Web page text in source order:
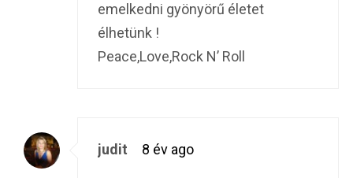
emelkedni gyönyörű életet
élhetünk !
Peace,Love,Rock N’ Roll
judit 8 év ago